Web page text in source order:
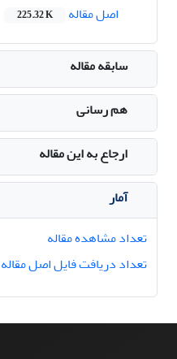
اصل مقاله
225.32 K
سابقه مقاله
هم رسانی
ارجاع به این مقاله
آمار
تعداد مشاهده مقاله
تعداد دریافت فایل اصل مقاله